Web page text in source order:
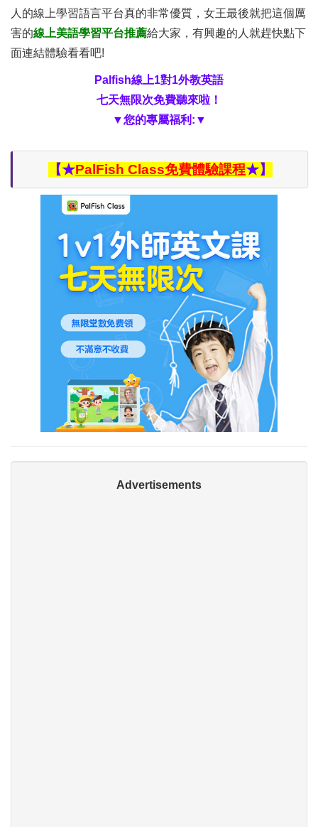
人的線上學習語言平台真的非常優質，女王最後就把這個厲
害的線上美語學習平台推薦給大家，有興趣的人就趕快點下
面連結體驗看看吧!
Palfish線上1對1外教英語
七天無限次免費聽來啦！
▼您的專屬福利:▼
【★PalFish Class免費體驗課程★】
Advertisements